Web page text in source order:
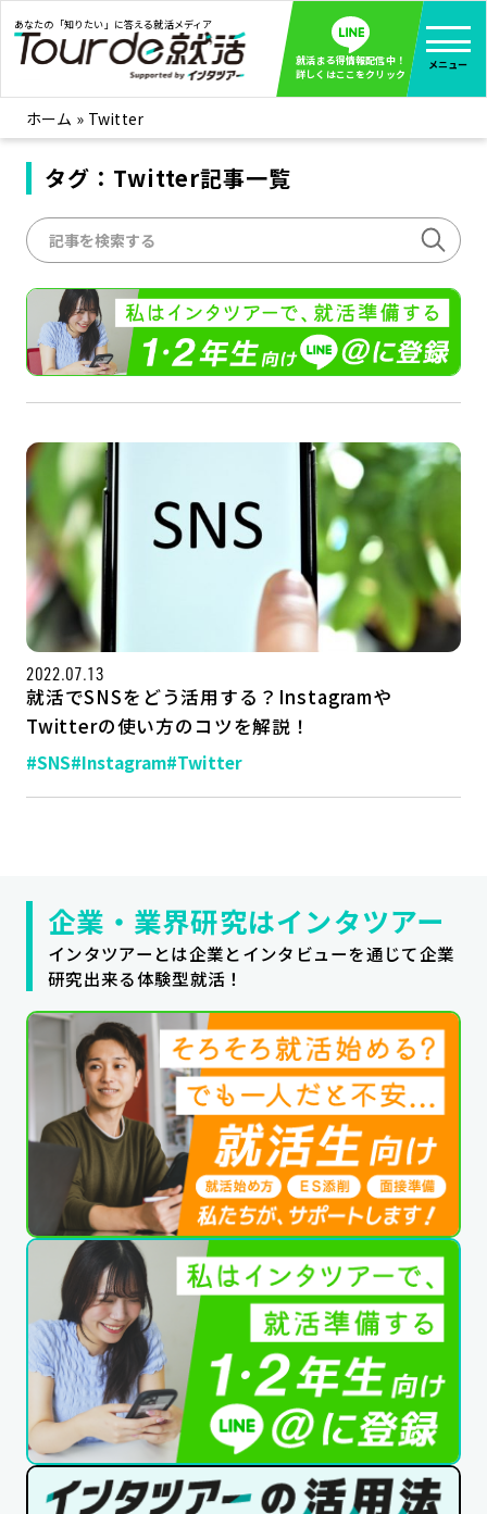
あなたの「知りたい」に答える就活メディア
就活まる得情報配信中！
詳しくはここをクリック
メニュー
就活ノウハウ 全て見る
企業まる見え！特捜部
みんなが知らない企業の裏側を徹底調査！
インタツアー活動レポ 全て見る
インタツアーを使ってどうだった？OBOG成功談
社会人インタビュー 全て見る
社会人になった今、就活を振り返ってみた
学生就活ブログ 全て見る
企業・業界研究はインタツアー
サイトマップ
ホーム » Twitter
タグ：Twitter記事一覧
2022.07.13
就活でSNSをどう活用する？Instagramや
Twitterの使い方のコツを解説！
#SNS#Instagram#Twitter
企業・業界研究はインタツアー
インタツアーとは企業とインタビューを通じて企業
研究出来る体験型就活！